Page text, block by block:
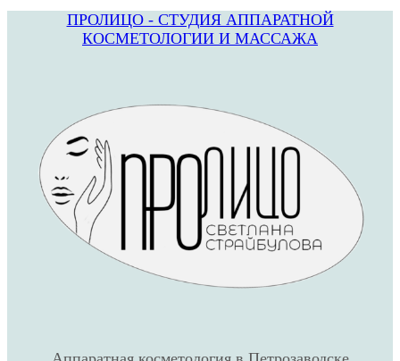
ПРОЛИЦО - СТУДИЯ АППАРАТНОЙ
КОСМЕТОЛОГИИ И МАССАЖА